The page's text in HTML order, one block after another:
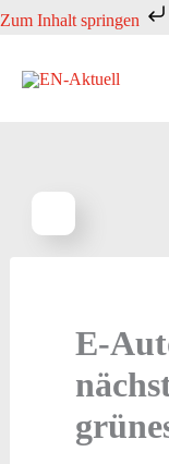
Zum Inhalt springen
Zum
springen
E-